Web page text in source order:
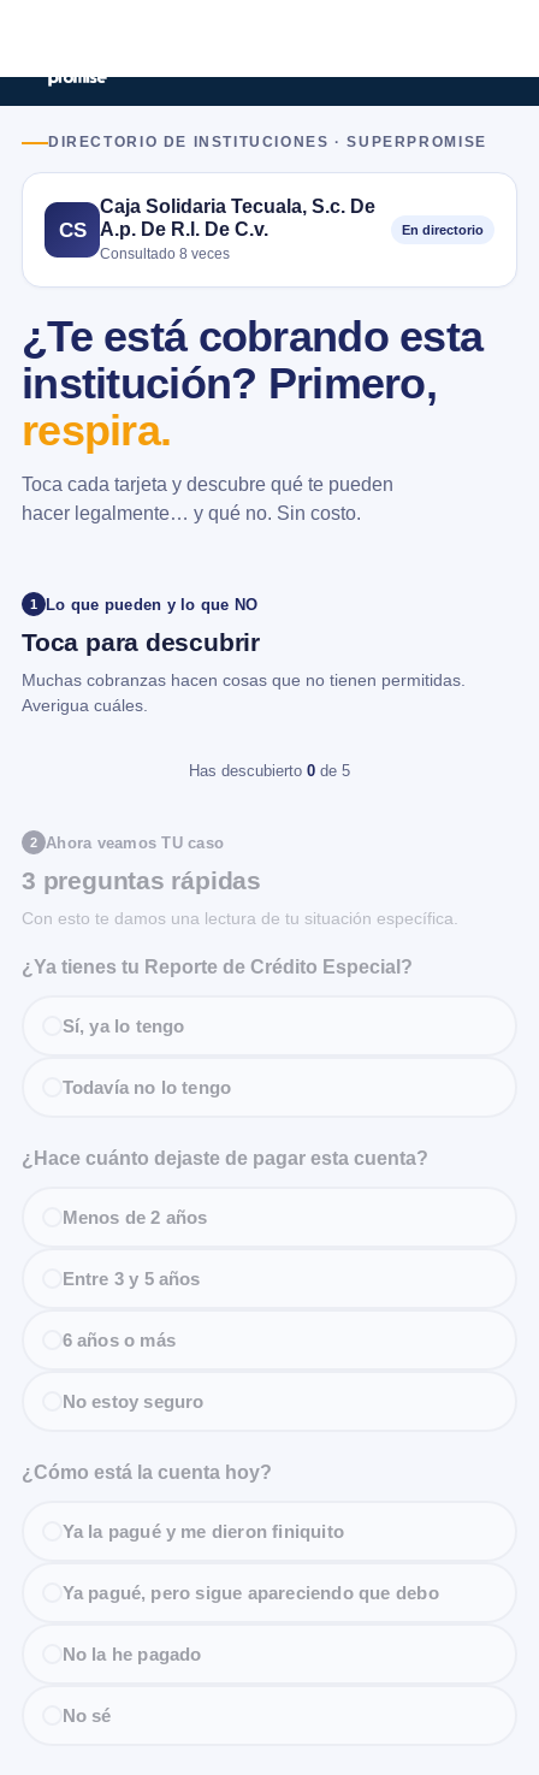
DIRECTORIO DE INSTITUCIONES · SUPERPROMISE
CS
Caja Solidaria Tecuala, S.c. De
A.p. De R.l. De C.v.
Consultado 8 veces
En directorio
¿Te está cobrando esta
institución? Primero,
respira.
Toca cada tarjeta y descubre qué te pueden
hacer legalmente… y qué no. Sin costo.
1 Lo que pueden y lo que NO
Toca para descubrir
Muchas cobranzas hacen cosas que no tienen permitidas.
Averigua cuáles.
Has descubierto 0 de 5
2 Ahora veamos TU caso
3 preguntas rápidas
Con esto te damos una lectura de tu situación específica.
¿Ya tienes tu Reporte de Crédito Especial?
Sí, ya lo tengo
Todavía no lo tengo
¿Hace cuánto dejaste de pagar esta cuenta?
Menos de 2 años
Entre 3 y 5 años
6 años o más
No estoy seguro
¿Cómo está la cuenta hoy?
Ya la pagué y me dieron finiquito
Ya pagué, pero sigue apareciendo que debo
No la he pagado
No sé